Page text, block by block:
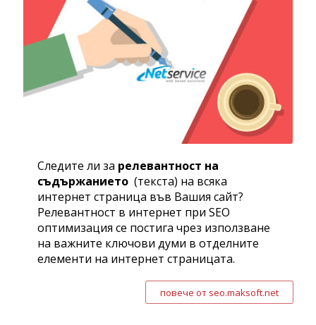
Следите ли за релевантност на
съдържанието (текста) на всяка
интернет страница във Вашия сайт?
Релевантност в интернет при SEO
оптимизация се постига чрез използване
на важните ключови думи в отделните
елементи на интернет страницата.
повече от seo.maksoft.net